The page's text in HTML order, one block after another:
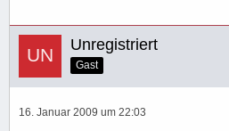
Unregistriert
Gast
16. Januar 2009 um 22:03